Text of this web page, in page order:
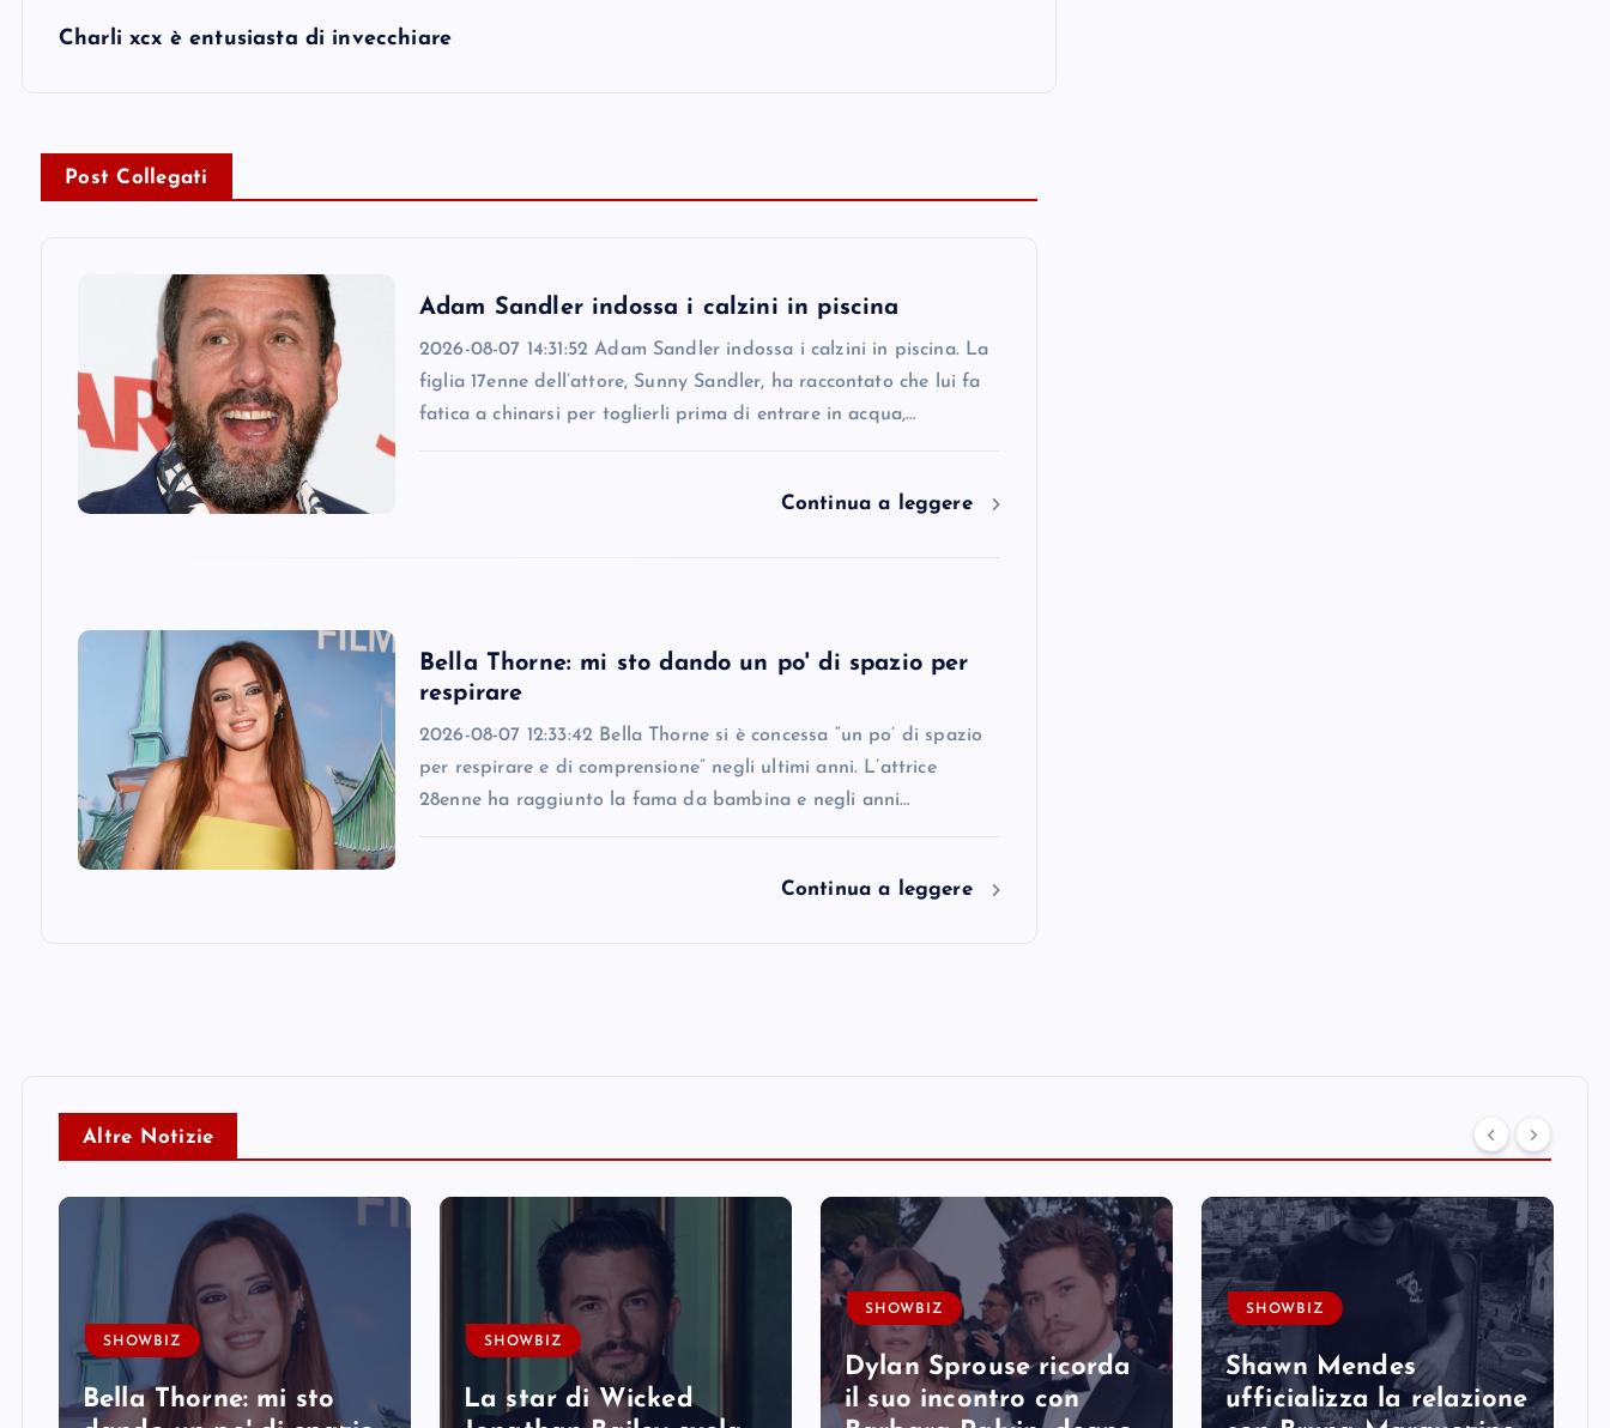
n
a
Charli xcx è entusiasta di invecchiare
Post Collegati
Adam Sandler indossa i calzini in piscina
2026-08-07 14:31:52 Adam Sandler indossa i calzini in piscina. La
figlia 17enne dell’attore, Sunny Sandler, ha raccontato che lui fa
fatica a chinarsi per toglierli prima di entrare in acqua,…
Continua a leggere
Bella Thorne: mi sto dando un po' di spazio per
respirare
2026-08-07 12:33:42 Bella Thorne si è concessa “un po’ di spazio
per respirare e di comprensione” negli ultimi anni. L’attrice
28enne ha raggiunto la fama da bambina e negli anni…
Continua a leggere
Altre Notizie
SHOWBIZ
Bella Thorne: mi sto
SHOWBIZ
La star di Wicked
SHOWBIZ
Dylan Sprouse ricorda
il suo incontro con
SHOWBIZ
Shawn Mendes
ufficializza la relazione